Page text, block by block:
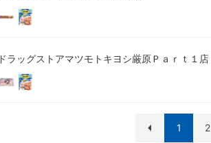
ドラッグストアマツモトキヨシ厳原Ｐａｒｔ１店
1 2